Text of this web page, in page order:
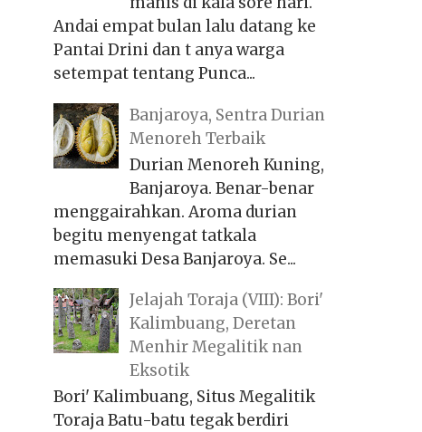
Andai empat bulan lalu datang ke
Pantai Drini dan t anya warga
setempat tentang Punca...
Banjaroya, Sentra Durian
Menoreh Terbaik
Durian Menoreh Kuning,
Banjaroya. Benar-benar
menggairahkan. Aroma durian
begitu menyengat tatkala
memasuki Desa Banjaroya. Se...
Jelajah Toraja (VIII): Bori'
Kalimbuang, Deretan
Menhir Megalitik nan
Eksotik
Bori' Kalimbuang, Situs Megalitik
Toraja Batu-batu tegak berdiri